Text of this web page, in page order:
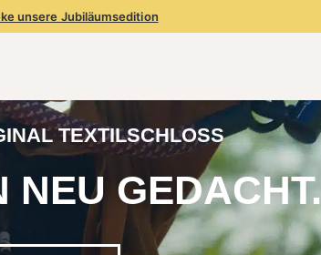
unsere Jubiläumsedition
TEXTILSCHLOSS
NEU GEDACHT.